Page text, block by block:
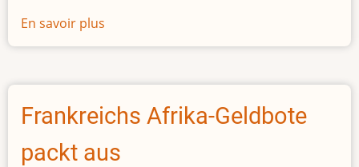
En savoir plus
Leben
Brazzavilles
Präsidentenfamilie
in
Frankreichs Afrika-Geldbote
packt aus